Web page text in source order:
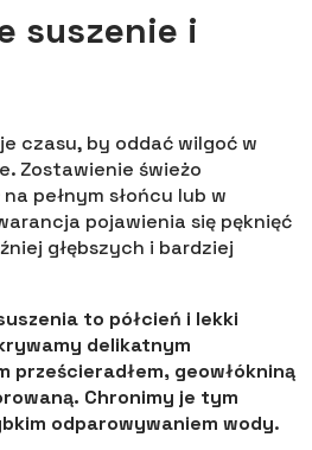
suszenie i
czasu, by oddać wilgoć w
Zostawienie świeżo
pełnym słońcu lub w
pojawienia się pęknięć
głębszych i bardziej
to półcień i lekki
delikatnym
prześcieradłem, geowłókniną
Chronimy je tym
odparowywaniem wody.